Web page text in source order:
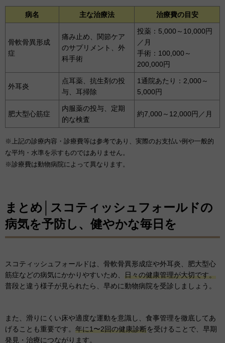
病名 主な治療法 治療費の目安
骨軟骨異形成
症
痛み止め、関節ケア
のサプリメント、外
科手術
投薬：5,000～10,000円
／月
手術：100,000～
200,000円
外耳炎
点耳薬、抗生剤の投
与、耳掃除
1通院あたり：2,000～
5,000円
肥大型心筋症
内服薬の投与、定期
的な検査
約7,000～12,000円／月
※上記の診療内容・診療費等は参考であり、実際のお支払い例や一般的
な平均・水準を示すものではありません。
※診療費は動物病院によって異なります。
まとめ│スコティッシュフォールドの
病気を予防し、健やかな毎日を
スコティッシュフォールドは、骨軟骨異形成症や外耳炎、肥大型心
筋症などの病気にかかりやすいため、 日々の健康管理が大切です。
普段と違う様子が見られたら、早めに動物病院を受診しましょう。
また、滑りにくい床や適度な運動を意識し、食事管理を徹底してあ
げることも重要です。 年に1〜2回の健康診断を受けることで、早期
発見・治療につながります。